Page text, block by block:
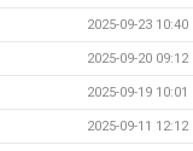
2025-09-23 10:40
2025-09-20 09:12
2025-09-19 10:01
2025-09-11 12:12